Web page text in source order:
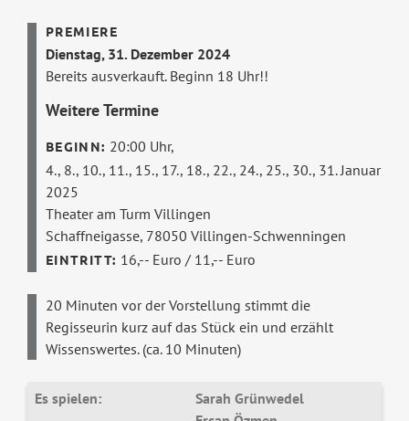
Dienstag, 31. Dezember 2024
Bereits ausverkauft. Beginn 18 Uhr!!
Weitere Termine
20:00 Uhr,
4., 8., 10., 11., 15., 17., 18., 22., 24., 25., 30., 31. Januar
2025
Theater am Turm Villingen
Schaffneigasse, 78050 Villingen-Schwenningen
16,-- Euro / 11,-- Euro
20 Minuten vor der Vorstellung stimmt die
Regisseurin kurz auf das Stück ein und erzählt
Wissenswertes. (ca. 10 Minuten)
Es spielen:
Sarah Grünwedel